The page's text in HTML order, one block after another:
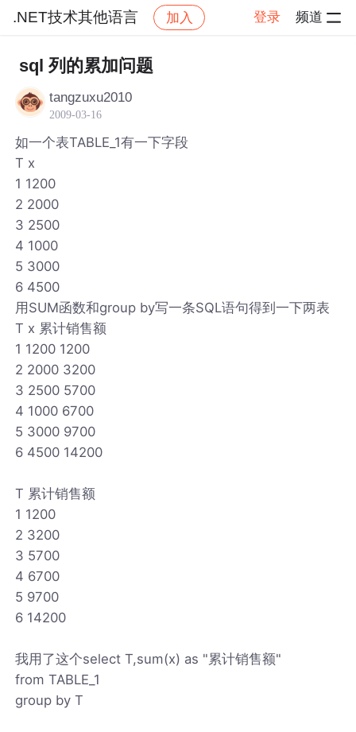
.NET技术其他语言 加入 登录 频道
社区 .NET技术其他语言
sql 列的累加问题
tangzuxu2010
2009-03-16
如一个表TABLE_1有一下字段
T x
1 1200
2 2000
3 2500
4 1000
5 3000
6 4500
用SUM函数和group by写一条SQL语句得到一下两表
T x 累计销售额
1 1200 1200
2 2000 3200
3 2500 5700
4 1000 6700
5 3000 9700
6 4500 14200
T 累计销售额
1 1200
2 3200
3 5700
4 6700
5 9700
6 14200
我用了这个select T,sum(x) as "累计销售额"
from TABLE_1
group by T